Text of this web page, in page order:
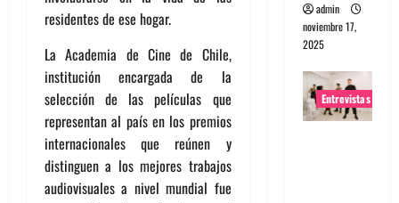
residentes de ese hogar.
La Academia de Cine de Chile,
institución encargada de la
selección de las películas que
representan al país en los premios
internacionales que reúnen y
distinguen a los mejores trabajos
audiovisuales a nivel mundial fue
admin
noviembre 17,
2025
Entrevistas